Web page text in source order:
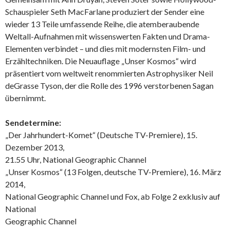
Schauspieler Seth MacFarlane produziert der Sender eine
wieder 13 Teile umfassende Reihe, die atemberaubende
Weltall-Aufnahmen mit wissenswerten Fakten und Drama-
Elementen verbindet – und dies mit modernsten Film- und
Erzähltechniken. Die Neuauflage „Unser Kosmos“ wird
präsentiert vom weltweit renommierten Astrophysiker Neil
deGrasse Tyson, der die Rolle des 1996 verstorbenen Sagan
übernimmt.
Sendetermine:
„Der Jahrhundert-Komet“ (Deutsche TV-Premiere), 15.
Dezember 2013,
21.55 Uhr, National Geographic Channel
„Unser Kosmos“ (13 Folgen, deutsche TV-Premiere), 16. März
2014,
National Geographic Channel und Fox, ab Folge 2 exklusiv auf
National
Geographic Channel